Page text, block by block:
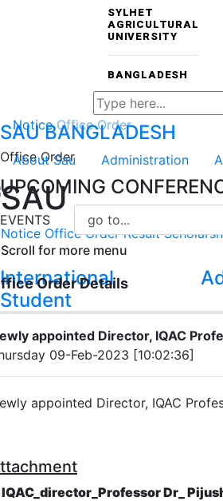
SYLHET
AGRICULTURAL
UNIVERSITY
BANGLADESH
SAUBANGLADESH
About Sau Administration
UPCOMING
EVENTS
International
Student
Notice Office Order
Office Order
SAU
Notice Office Order Result
Scroll for more menu
Order Details
appointed Director, IQAC
09-Feb-2023 [10:02:36]
appointed Director, IQAC
IQAC_director_Professor Dr_